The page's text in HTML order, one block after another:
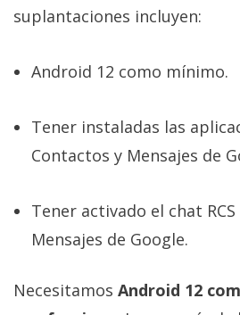
suplantaciones incluyen:
Android 12 como mínimo.
Tener instaladas las
Contactos y Mensajes de
Tener activado el chat
Mensajes de Google.
Necesitamos Android 12